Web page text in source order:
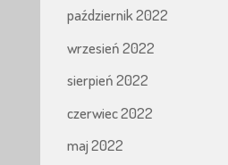
październik 2022
wrzesień 2022
sierpień 2022
czerwiec 2022
maj 2022